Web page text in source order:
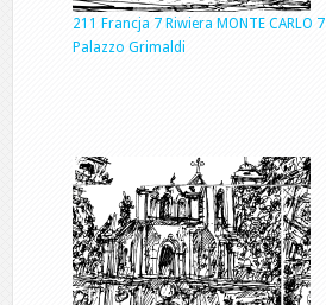
211 Francja 7 Riwiera MONTE CARLO 7
Palazzo Grimaldi